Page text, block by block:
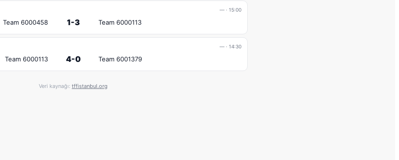
— · 15:00
Team 6000458 1-3 Team 6000113
— · 14:30
Team 6000113 4-0 Team 6001379
Veri kaynağı: tffistanbul.org